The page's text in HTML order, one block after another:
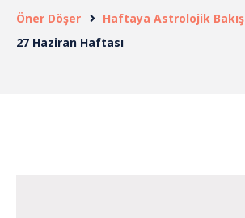
Öner Döşer
Haftaya Astrolojik Bakış
27 Haziran Haftası